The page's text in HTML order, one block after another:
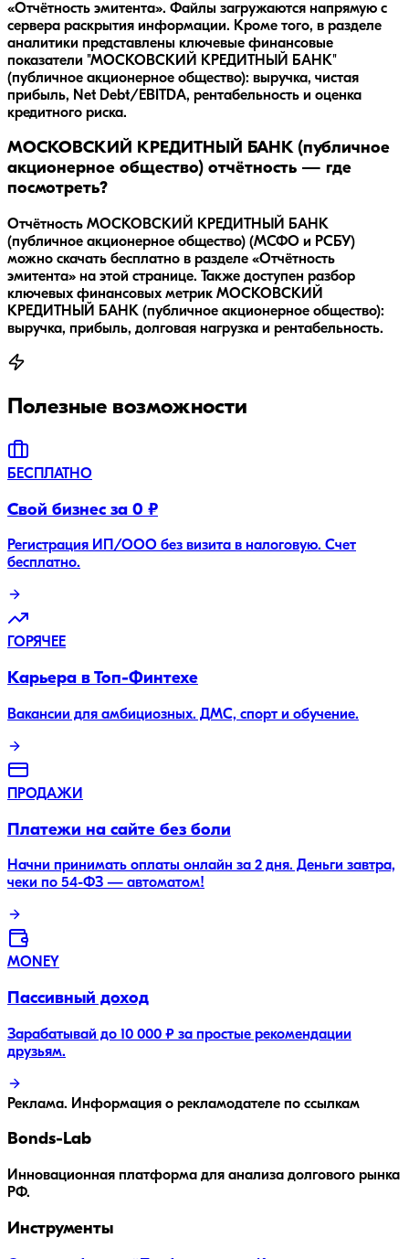
«Отчётность эмитента». Файлы загружаются напрямую с
сервера раскрытия информации. Кроме того, в разделе
аналитики представлены ключевые финансовые
показатели "МОСКОВСКИЙ КРЕДИТНЫЙ БАНК"
(публичное акционерное общество): выручка, чистая
прибыль, Net Debt/EBITDA, рентабельность и оценка
кредитного риска.
МОСКОВСКИЙ КРЕДИТНЫЙ БАНК (публичное
акционерное общество) отчётность — где
посмотреть?
Отчётность МОСКОВСКИЙ КРЕДИТНЫЙ БАНК
(публичное акционерное общество) (МСФО и РСБУ)
можно скачать бесплатно в разделе «Отчётность
эмитента» на этой странице. Также доступен разбор
ключевых финансовых метрик МОСКОВСКИЙ
КРЕДИТНЫЙ БАНК (публичное акционерное общество):
выручка, прибыль, долговая нагрузка и рентабельность.
Полезные возможности
БЕСПЛАТНО
Свой бизнес за 0 ₽
Регистрация ИП/ООО без визита в налоговую. Счет
бесплатно.
ГОРЯЧЕЕ
Карьера в Топ-Финтехе
Вакансии для амбициозных. ДМС, спорт и обучение.
ПРОДАЖИ
Платежи на сайте без боли
Начни принимать оплаты онлайн за 2 дня. Деньги завтра,
чеки по 54-ФЗ — автоматом!
MONEY
Пассивный доход
Зарабатывай до 10 000 ₽ за простые рекомендации
друзьям.
Реклама. Информация о рекламодателе по ссылкам
Bonds-Lab
Инновационная платформа для анализа долгового рынка
РФ.
Инструменты